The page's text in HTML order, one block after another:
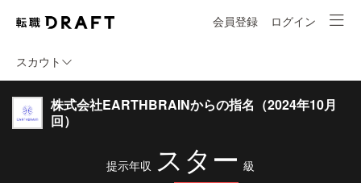
会員登録 ログイン
スカウト
株式会社EARTHBRAINからの指名（2024年10月
回）
提示年収 スター 級